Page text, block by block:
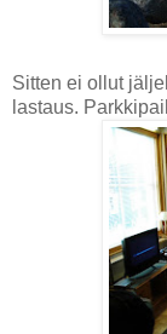
Sitten ei ollut
lastaus.